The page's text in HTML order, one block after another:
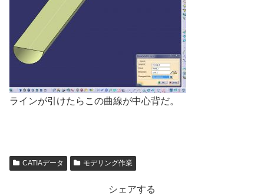
ラインが引けたらこの曲線が中心背だ。
CATIAデータ モデリング作業
シェアする